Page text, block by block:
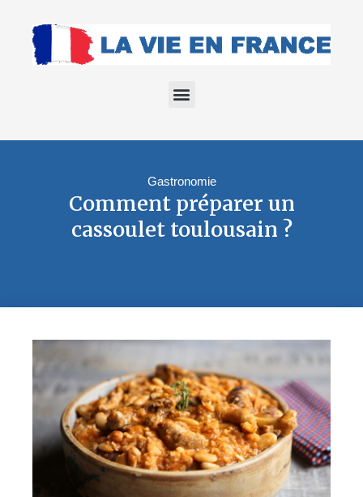
Gastronomie
Comment préparer un
cassoulet toulousain ?